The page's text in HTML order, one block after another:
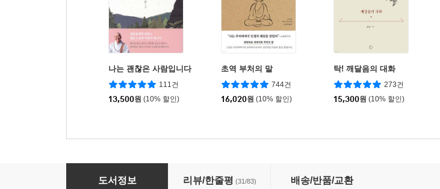
나는 괜찮은 사람입니다
111건
13,500원 (10% 할인)
초역 부처의 말
744건
16,020원 (10% 할인)
탁! 깨달음의 대화
273건
15,300원 (10% 할인)
법륜 스님의 반야심경 강의
도서정보 리뷰/한줄평 (31/83) 배송/반품/교환